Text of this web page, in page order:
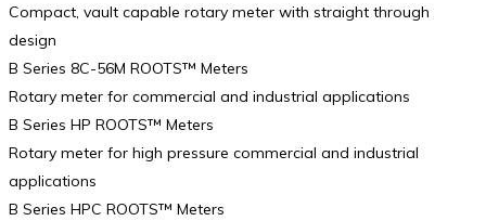
Compact, vault capable rotary meter with straight through
design
B Series 8C-56M ROOTS™ Meters
Rotary meter for commercial and industrial applications
B Series HP ROOTS™ Meters
Rotary meter for high pressure commercial and industrial
applications
B Series HPC ROOTS™ Meters